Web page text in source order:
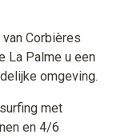
Corbières
La Palme u een
omgeving.
met
en 4/6